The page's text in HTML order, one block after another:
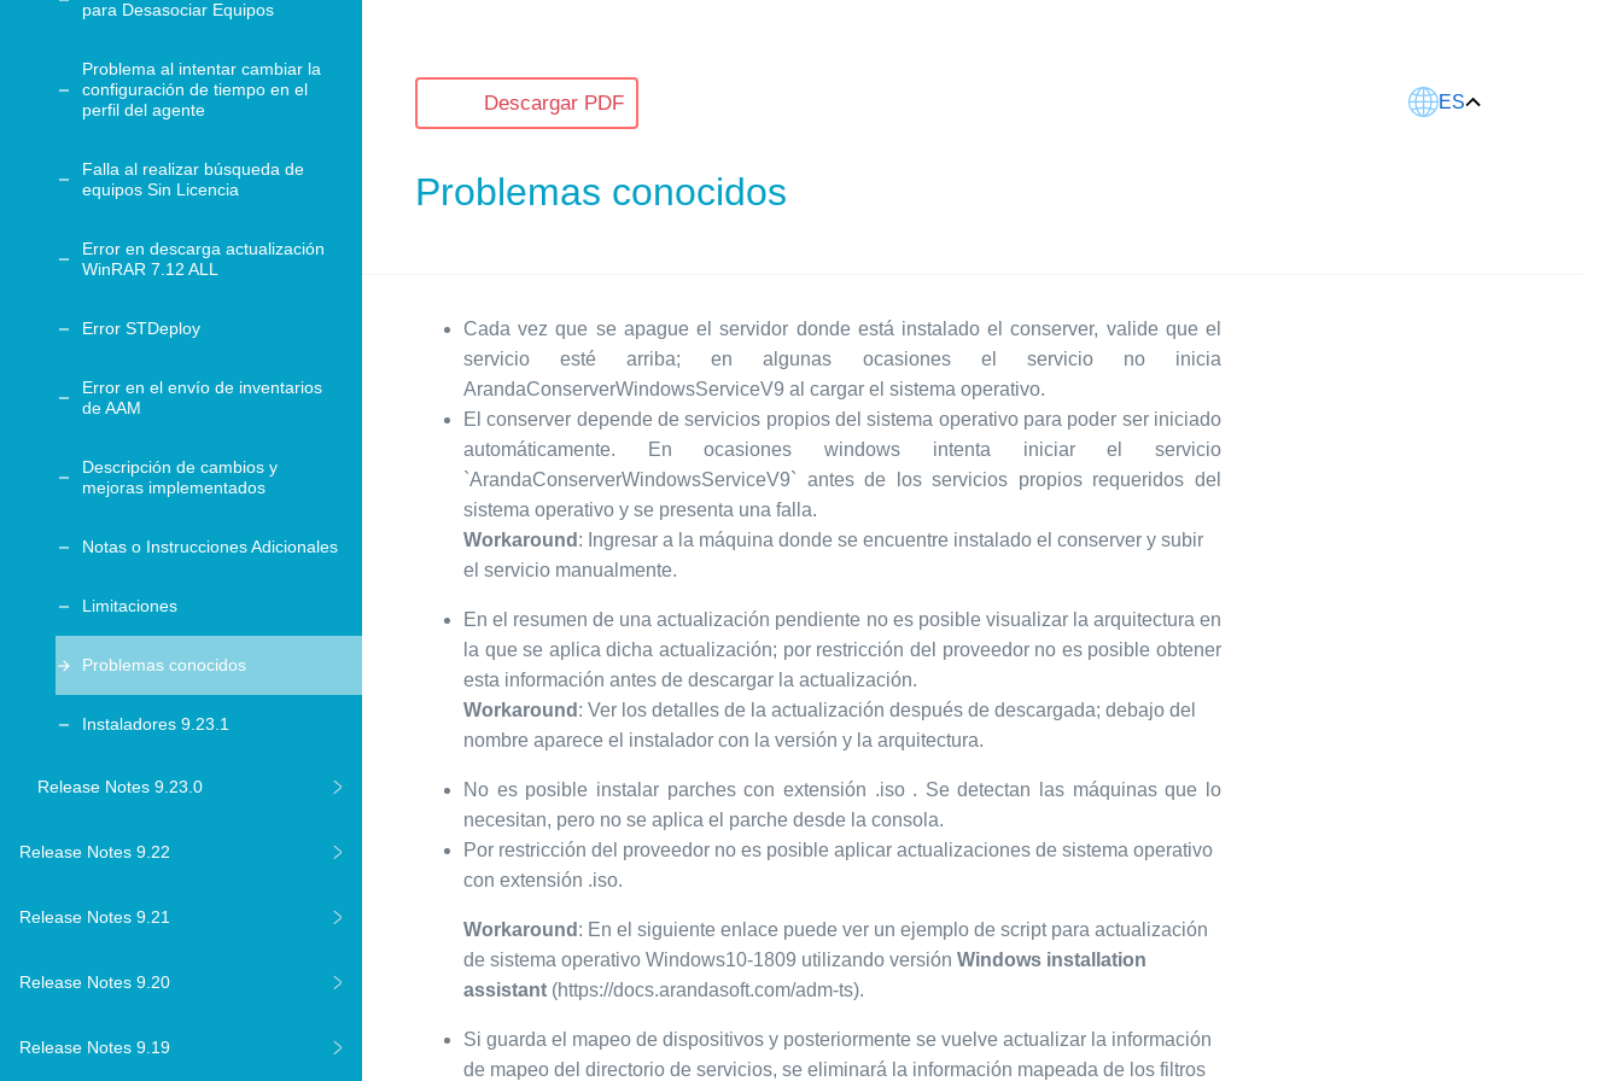
para Desasociar Equipos
Problema al intentar cambiar la
configuración de tiempo en el
perfil del agente
Falla al realizar búsqueda de
equipos Sin Licencia
Error en descarga actualización
WinRAR 7.12 ALL
Error STDeploy
Error en el envío de inventarios
de AAM
Descripción de cambios y
mejoras implementados
Notas o Instrucciones Adicionales
Limitaciones
Problemas conocidos
Instaladores 9.23.1
Release Notes 9.23.0
Release Notes 9.22
Release Notes 9.21
Release Notes 9.20
Release Notes 9.19
ES
Descargar PDF
Problemas conocidos
Cada vez que se apague el servidor donde está instalado el conserver, valide que el
servicio esté arriba; en algunas ocasiones el servicio no inicia
ArandaConserverWindowsServiceV9 al cargar el sistema operativo.
El conserver depende de servicios propios del sistema operativo para poder ser iniciado
automáticamente. En ocasiones windows intenta iniciar el servicio
`ArandaConserverWindowsServiceV9` antes de los servicios propios requeridos del
sistema operativo y se presenta una falla.
Workaround : Ingresar a la máquina donde se encuentre instalado el conserver y subir
el servicio manualmente.
En el resumen de una actualización pendiente no es posible visualizar la arquitectura en
la que se aplica dicha actualización; por restricción del proveedor no es posible obtener
esta información antes de descargar la actualización.
Workaround : Ver los detalles de la actualización después de descargada; debajo del
nombre aparece el instalador con la versión y la arquitectura.
No es posible instalar parches con extensión .iso . Se detectan las máquinas que lo
necesitan, pero no se aplica el parche desde la consola.
Por restricción del proveedor no es posible aplicar actualizaciones de sistema operativo
con extensión .iso.
Workaround : En el siguiente enlace puede ver un ejemplo de script para actualización
de sistema operativo Windows10-1809 utilizando versión Windows installation
assistant (https://docs.arandasoft.com/adm-ts).
Si guarda el mapeo de dispositivos y posteriormente se vuelve actualizar la información
de mapeo del directorio de servicios, se eliminará la información mapeada de los filtros